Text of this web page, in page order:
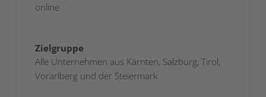
online
Zielgruppe
Alle Unternehmen aus Kärnten, Salzburg, Tirol,
Vorarlberg und der Steiermark